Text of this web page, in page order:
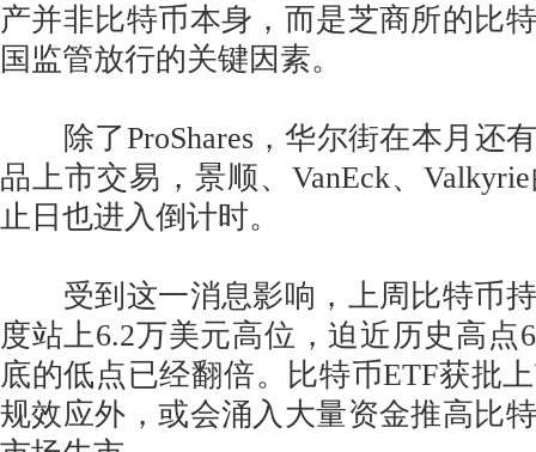
产并非比特币本身，而是芝商所的比
国监管放行的关键因素。
除了ProShares，华尔街在本月还
品上市交易，景顺、VanEck、
止日也进入倒计时。
受到这一消息影响，上周比特币持
度站上6.2万美元高位，迫近历史高点
底的低点已经翻倍。比特币ETF获批
规效应外，或会涌入大量资金推高比